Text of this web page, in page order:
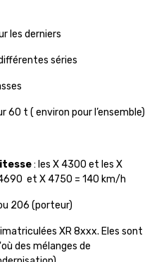
les derniers
séries
60 t ( environ pour l’ensemble)
: les X 4300 et les X
et X 4750 = 140 km/h
206 (porteur)
XR 8xxx. Eles sont
des mélanges de